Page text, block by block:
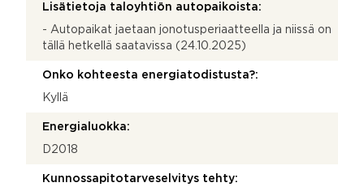
Lisätietoja taloyhtiön autopaikoista:
- Autopaikat jaetaan jonotusperiaatteella ja niissä on
tällä hetkellä saatavissa (24.10.2025)
Onko kohteesta energiatodistusta?:
Kyllä
Energialuokka:
D2018
Kunnossapitotarveselvitys tehty: